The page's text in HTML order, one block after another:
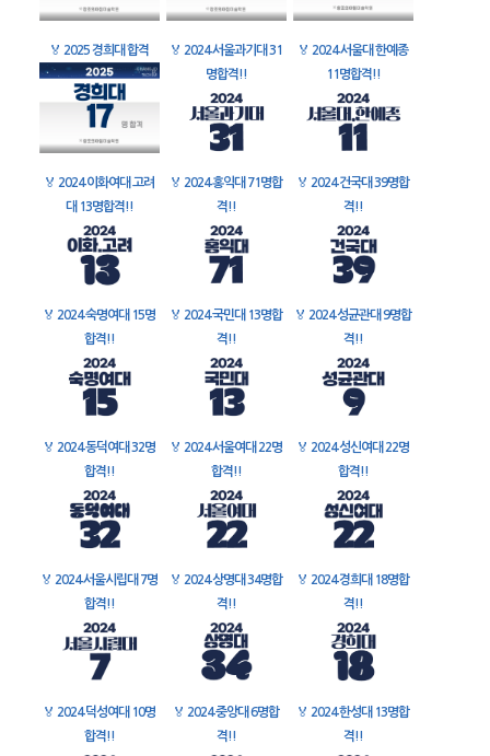
🏅 2025 경희대 합격 🏅 2024 서울과기대 31
명합격!!
🏅 2024 서울대 한예종
11명합격!!
🏅 2024 이화여대 고려
대 13명합격!!
🏅 2024 홍익대 71명합
격!!
🏅 2024 건국대 39명합
격!!
🏅 2024 숙명여대 15명
합격!!
🏅 2024 국민대 13명합
격!!
🏅 2024 성균관대 9명합
격!!
🏅 2024 동덕여대 32명
합격!!
🏅 2024 서울여대 22명
합격!!
🏅 2024 성신여대 22명
합격!!
🏅 2024 서울시립대 7명
합격!!
🏅 2024 상명대 34명합
격!!
🏅 2024 경희대 18명합
격!!
🏅 2024 덕성여대 10명
합격!!
🏅 2024 중앙대 6명합
격!!
🏅 2024 한성대 13명합
격!!